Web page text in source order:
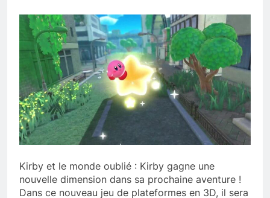
Kirby et le monde oublié : Kirby gagne une
nouvelle dimension dans sa prochaine aventure !
Dans ce nouveau jeu de plateformes en 3D, il sera